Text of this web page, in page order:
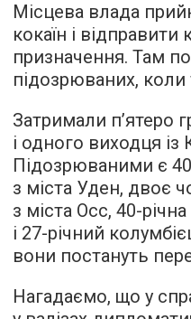
Місцева влада
кокаїн і
призначення. Там
підозрюваних, коли
Затримали п’ятеро
і одного виходця із
Підозрюваними є
з міста Уден, двоє
з міста Осс, 40-
і 27-річний
вони постануть
Нагадаємо, що у